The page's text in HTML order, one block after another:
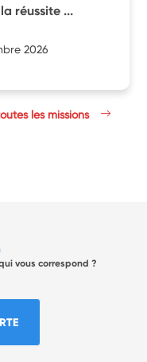
réussite ...
2026
les missions
vous correspond ?